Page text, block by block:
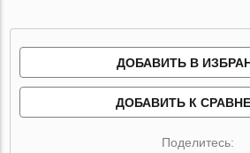
ДОБАВИТЬ В
ДОБАВИТЬ К
Поделитесь: